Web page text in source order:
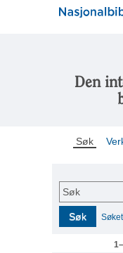
Den
Søk
Søk
Søk